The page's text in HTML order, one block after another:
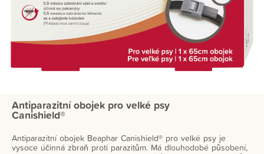
Antiparazitní obojek pro velké psy
Canishield®
Antiparazitní obojek Beaphar Canishield® pro velké psy je
vysoce účinná zbraň proti parazitům. Má dlouhodobé působení,